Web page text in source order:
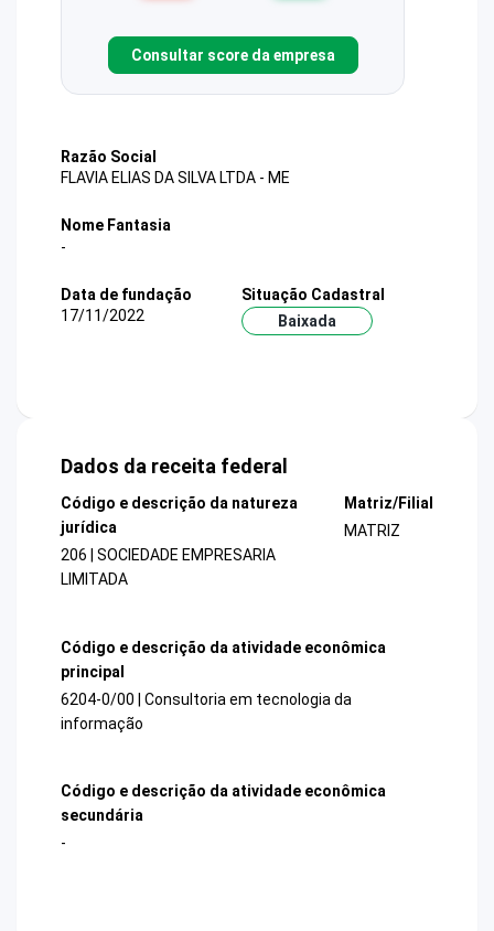
Consultar score da empresa
Razão Social
FLAVIA ELIAS DA SILVA LTDA - ME
Nome Fantasia
-
Data de fundação
17/11/2022
Situação Cadastral
Baixada
Dados da receita federal
Código e descrição da natureza
jurídica
206 | SOCIEDADE EMPRESARIA
LIMITADA
Matriz/Filial
MATRIZ
Código e descrição da atividade econômica
principal
6204-0/00 | Consultoria em tecnologia da
informação
Código e descrição da atividade econômica
secundária
-